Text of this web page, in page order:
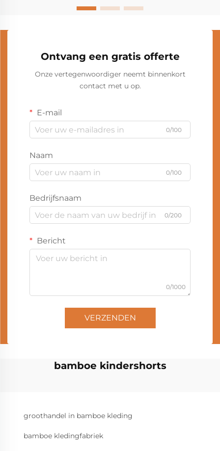
Ontvang een gratis offerte
Onze vertegenwoordiger neemt binnenkort
contact met u op.
E-mail
0/100
Naam
0/100
Bedrijfsnaam
0/200
Bericht
0/1000
VERZENDEN
bamboe kindershorts
groothandel in bamboe kleding
bamboe kledingfabriek